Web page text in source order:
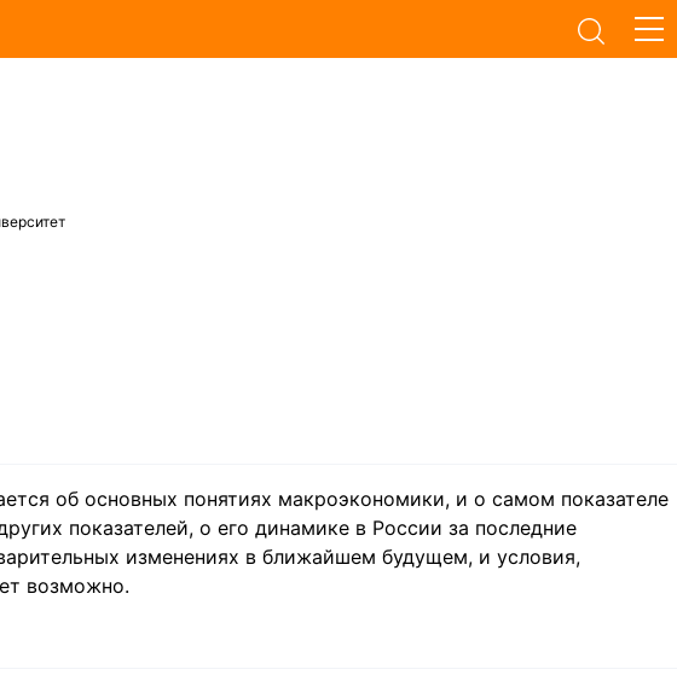
об основных понятиях макроэкономики, и о самом показателе
показателей, о его динамике в России за последние
изменениях в ближайшем будущем, и условия,
возможно.